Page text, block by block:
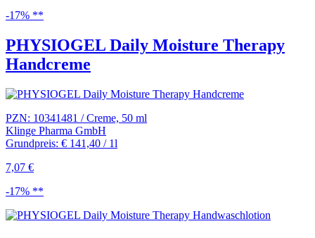
-17% **
PHYSIOGEL Daily Moisture Therapy
Handcreme
PZN: 10341481 / Creme, 50 ml
Klinge Pharma GmbH
Grundpreis: € 141,40 / 1l
7,07 €
-17% **